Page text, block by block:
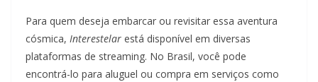
Para quem deseja embarcar ou revisitar essa aventura
cósmica, Interestelar está disponível em diversas
plataformas de streaming. No Brasil, você pode
encontrá-lo para aluguel ou compra em serviços como